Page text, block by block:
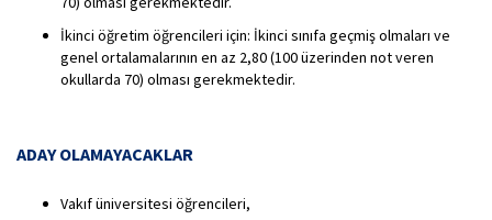
İkinci öğretim öğrencileri için: İkinci sınıfa geçmiş olmaları ve
genel ortalamalarının en az 2,80 (100 üzerinden not veren
okullarda 70) olması gerekmektedir.
ADAY OLAMAYACAKLAR
Vakıf üniversitesi öğrencileri,